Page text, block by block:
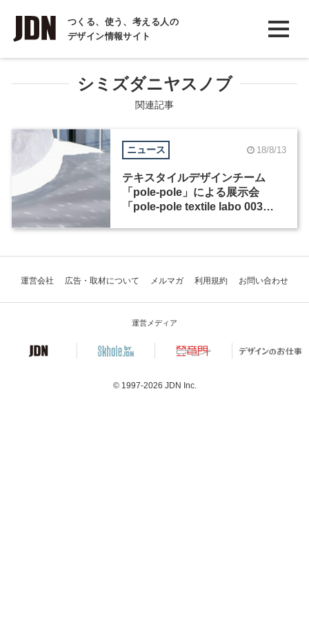
つくる、使う、考える人の
デザイン情報サイト
INTERVIEW
インタビュー
REPORT
COLUMN
コラム
シミズダニヤスノブ
関連記事
ニュース 18/8/13
テキスタイルデザインチーム
「pole-pole」による展示会
「pole-pole textile labo 003
運営会社 広告・取材について メルマガ 利用規約 お問い合わせ
運営メディア
© 1997-2026 JDN Inc.